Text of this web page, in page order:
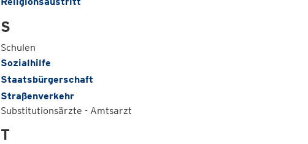
S
Schulen
Sozialhilfe
Staatsbürgerschaft
Straßenverkehr
Substitutionsärzte - Amtsarzt
T